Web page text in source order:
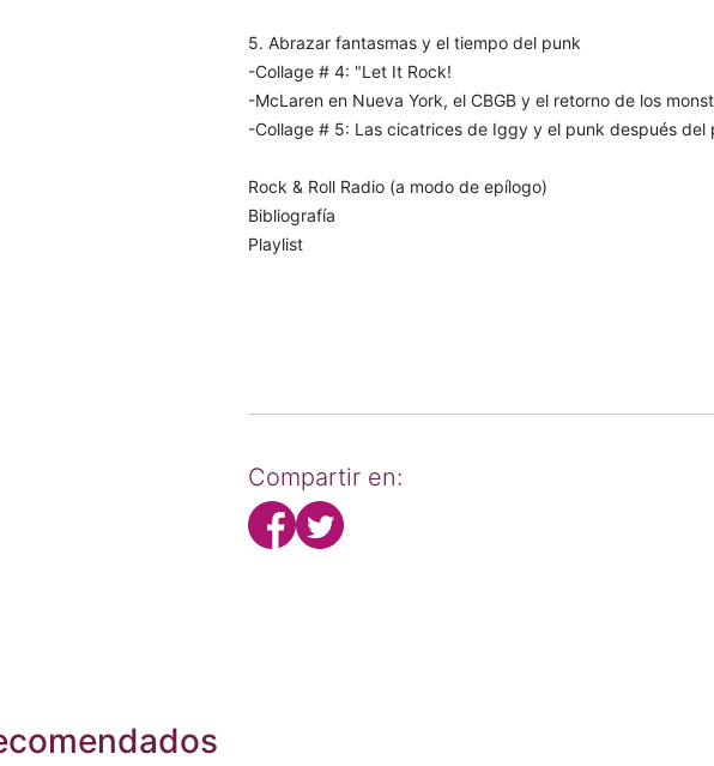
5. Abrazar fantasmas y el tiempo del punk
-Collage # 4: "Let It Rock!
-McLaren en Nueva York, el CBGB y el retorno de los
-Collage # 5: Las cicatrices de Iggy y el punk después del
Rock & Roll Radio (a modo de epílogo)
Bibliografía
Playlist
Compartir en: